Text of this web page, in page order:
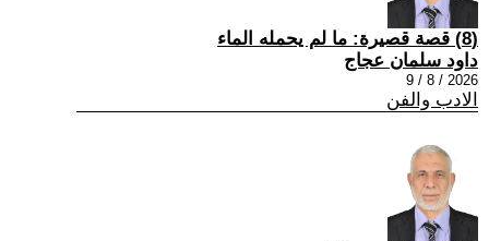
(8) قصة قصيرة: ما لم يحمله الماء
داود سلمان عجاج
2026 / 8 / 9
الادب والفن